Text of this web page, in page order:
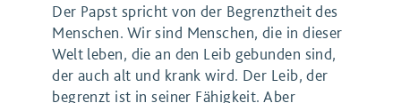
Der Papst spricht von der Begrenztheit des
Menschen. Wir sind Menschen, die in dieser
Welt leben, die an den Leib gebunden sind,
der auch alt und krank wird. Der Leib, der
begrenzt ist in seiner Fähigkeit. Aber